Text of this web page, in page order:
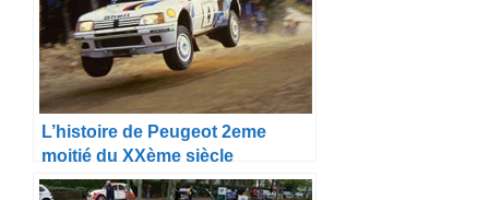
L’histoire de Peugeot 2eme
moitié du XXème siècle